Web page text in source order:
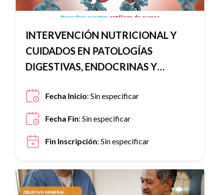
INTERVENCIÓN NUTRICIONAL Y
CUIDADOS EN PATOLOGÍAS
DIGESTIVAS, ENDOCRINAS Y
Fecha Inicio:Sin especificar
Fecha Fin:Sin especificar
Fin Inscripción:Sin especificar
Ver noticia